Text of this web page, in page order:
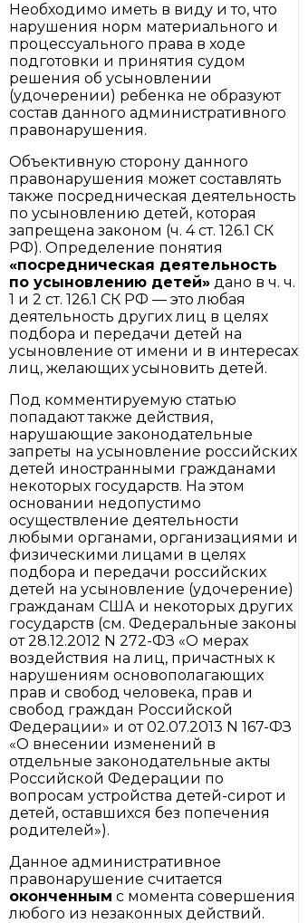
Необходимо иметь в виду и то, что
нарушения норм материального и
процессуального права в ходе
подготовки и принятия судом
решения об усыновлении
(удочерении) ребенка не образуют
состав данного административного
правонарушения.
Объективную сторону данного
правонарушения может составлять
также посредническая деятельность
по усыновлению детей, которая
запрещена законом (ч. 4 ст. 126.1 СК
РФ). Определение понятия
«посредническая деятельность
по усыновлению детей» дано в ч. ч.
1 и 2 ст. 126.1 СК РФ — это любая
деятельность других лиц в целях
подбора и передачи детей на
усыновление от имени и в интересах
лиц, желающих усыновить детей.
Под комментируемую статью
попадают также действия,
нарушающие законодательные
запреты на усыновление российских
детей иностранными гражданами
некоторых государств. На этом
основании недопустимо
осуществление деятельности
любыми органами, организациями и
физическими лицами в целях
подбора и передачи российских
детей на усыновление (удочерение)
гражданам США и некоторых других
государств (см. Федеральные законы
от 28.12.2012 N 272-ФЗ «О мерах
воздействия на лиц, причастных к
нарушениям основополагающих
прав и свобод человека, прав и
свобод граждан Российской
Федерации» и от 02.07.2013 N 167-ФЗ
«О внесении изменений в
отдельные законодательные акты
Российской Федерации по
вопросам устройства детей-сирот и
детей, оставшихся без попечения
родителей»).
Данное административное
правонарушение считается
оконченным с момента совершения
любого из незаконных действий.